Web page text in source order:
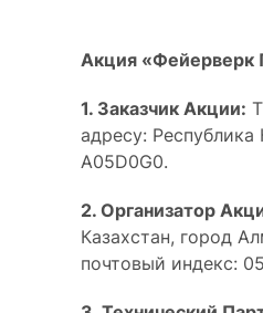
Акция «Фейерверк
1. Заказчик Акции:
адресу: Республика
A05D0G0.
2. Организатор
Казахстан, город
почтовый индекс: